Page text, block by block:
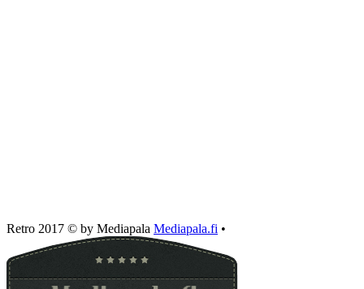
Retro 2017 © by Mediapala Mediapala.fi •